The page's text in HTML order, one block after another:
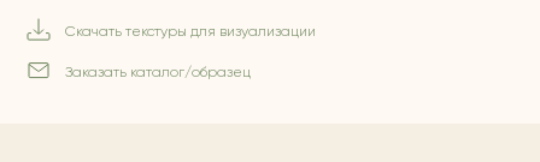
Скачать текстуры для визуализации
Заказать каталог/образец